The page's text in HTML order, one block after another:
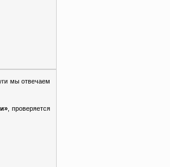
мы отвечаем
, проверяется